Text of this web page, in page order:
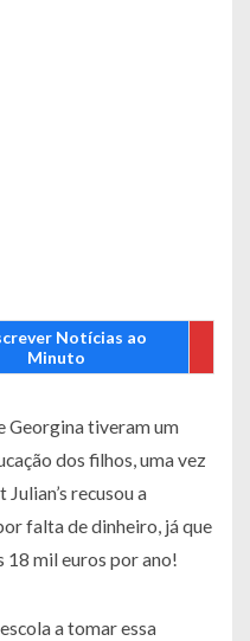
Notícias ao
Minuto
Georgina tiveram um
dos filhos, uma vez
recusou a
falta de dinheiro, já que
18 mil euros por ano!
a tomar essa